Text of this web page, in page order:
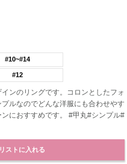
#10~#14
#12
ンのリングです。コロンとしたフォ
ルなのでどんな洋服にも合わせやす
におすすめです。 #甲丸#シンプル#
ストに入れる